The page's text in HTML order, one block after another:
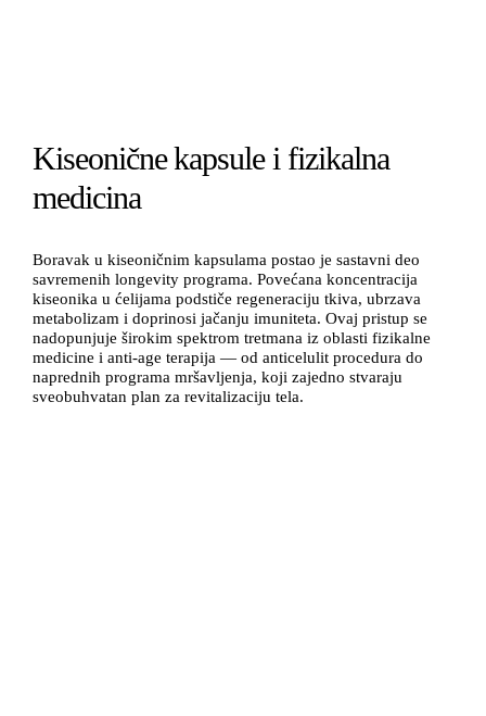
Kiseonične kapsule i fizikalna
medicina
Boravak u kiseoničnim kapsulama postao je sastavni deo
savremenih longevity programa. Povećana koncentracija
kiseonika u ćelijama podstiče regeneraciju tkiva, ubrzava
metabolizam i doprinosi jačanju imuniteta. Ovaj pristup se
nadopunjuje širokim spektrom tretmana iz oblasti fizikalne
medicine i anti-age terapija — od anticelulit procedura do
naprednih programa mršavljenja, koji zajedno stvaraju
sveobuhvatan plan za revitalizaciju tela.